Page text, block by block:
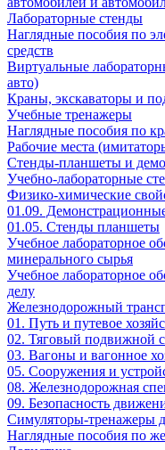
Лабораторные стенды
Наглядные пособия по
средств
Виртуальные
авто)
Краны, экскаваторы и
Учебные тренажеры
Наглядные пособия по
Рабочие места
Стенды-планшеты и
Учебно-лабораторные
Физико-химические
01.09.
01.05. Стенды планшеты
Учебное лабораторное
минерального сырья
Учебное лабораторное
делу
Железнодорожный
01. Путь и путевое
02. Тяговый подвижной
03. Вагоны и вагонное
05. Сооружения и
08. Железнодорожная
09. Безопасность
Симуляторы-тренажеры
Наглядные пособия по